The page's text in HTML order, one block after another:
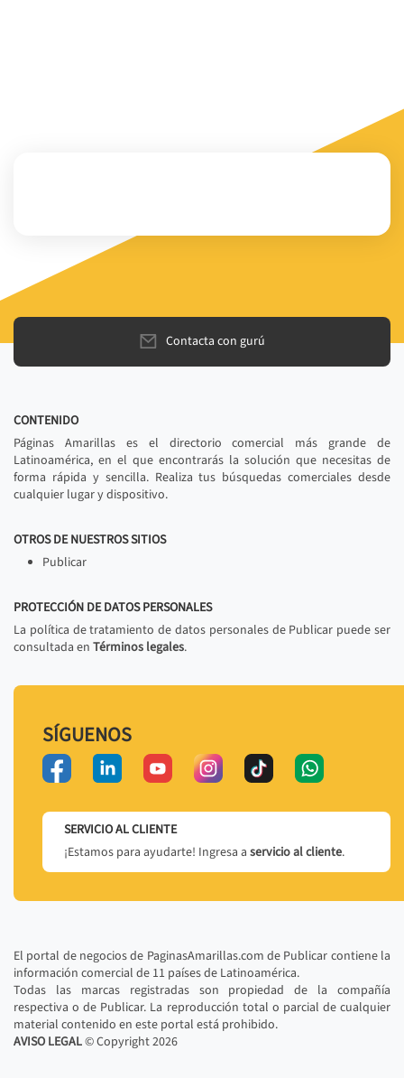
Contacta con gurú
CONTENIDO
Páginas Amarillas es el directorio comercial más grande de
Latinoamérica, en el que encontrarás la solución que necesitas de
forma rápida y sencilla. Realiza tus búsquedas comerciales desde
cualquier lugar y dispositivo.
OTROS DE NUESTROS SITIOS
Publicar
PROTECCIÓN DE DATOS PERSONALES
La política de tratamiento de datos personales de Publicar puede ser
consultada en Términos legales.
SÍGUENOS
SERVICIO AL CLIENTE
¡Estamos para ayudarte! Ingresa a servicio al cliente.
El portal de negocios de PaginasAmarillas.com de Publicar contiene la
información comercial de 11 países de Latinoamérica.
Todas las marcas registradas son propiedad de la compañía
respectiva o de Publicar. La reproducción total o parcial de cualquier
material contenido en este portal está prohibido.
AVISO LEGAL© Copyright2026